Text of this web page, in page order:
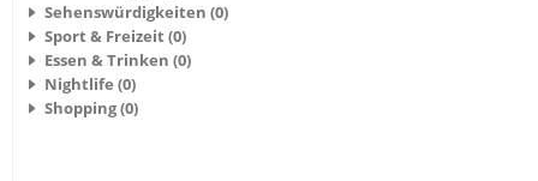
Sehenswürdigkeiten (0)
Sport & Freizeit (0)
Essen & Trinken (0)
Nightlife (0)
Shopping (0)